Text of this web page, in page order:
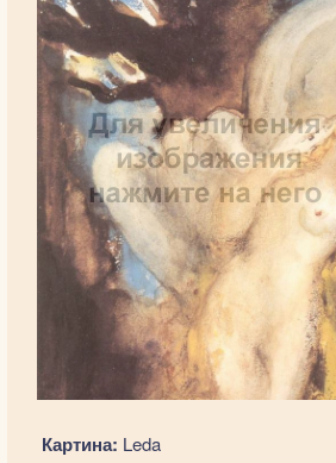
Картина: Leda